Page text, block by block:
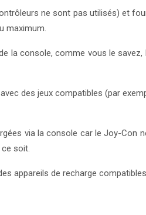
ne sont pas utilisés) et
maximum.
la console, comme vous le
des jeux compatibles (par
via la console car le Joy-Con
soit.
appareils de recharge